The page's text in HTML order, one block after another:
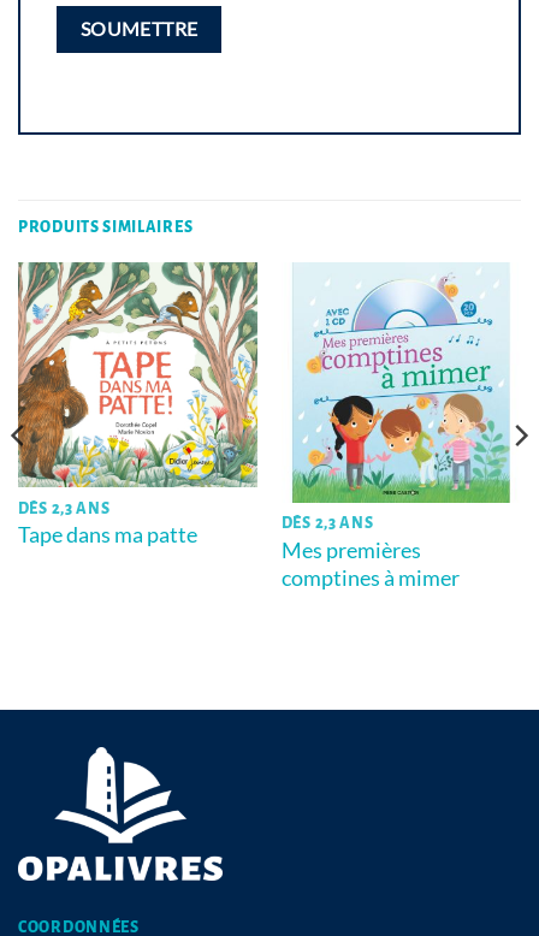
PRODUITS SIMILAIRES
DÈS 2,3 ANS
Tape dans ma patte DÈS 2,3 ANS
Mes premières
comptines à mimer
COORDONNÉES